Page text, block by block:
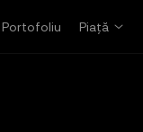
Portofoliu
Piață